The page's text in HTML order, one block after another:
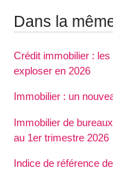
Dans la
Crédit immobilier :
exploser en 2026
Immobilier : un
Immobilier de
au 1er trimestre 2026
Indice de référence